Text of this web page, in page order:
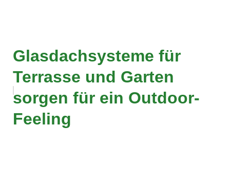
Glasdachsysteme für
Terrasse und Garten
sorgen für ein Outdoor-
Feeling